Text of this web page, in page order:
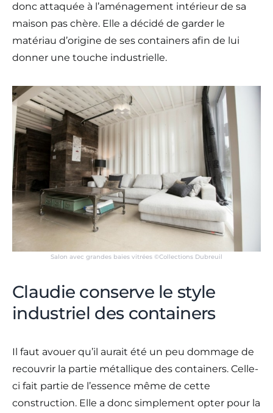
donc attaquée à l’aménagement intérieur de sa
maison pas chère. Elle a décidé de garder le
matériau d’origine de ses containers afin de lui
donner une touche industrielle.
Salon avec grandes baies vitrées ©Collections Dubreuil
Claudie conserve le style
industriel des containers
Il faut avouer qu’il aurait été un peu dommage de
recouvrir la partie métallique des containers. Celle-
ci fait partie de l’essence même de cette
construction. Elle a donc simplement opter pour la